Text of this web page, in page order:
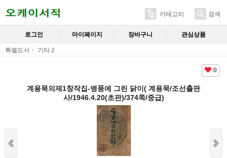
카테고리 검색
로그인 마이페이지 장바구니 관심상품
특별도서 기타 2
0
계용묵의제1창작집-병풍에 그린 닭이( 계용묵/조선출판
사/1946.4.20(초판)/374쪽/중급)